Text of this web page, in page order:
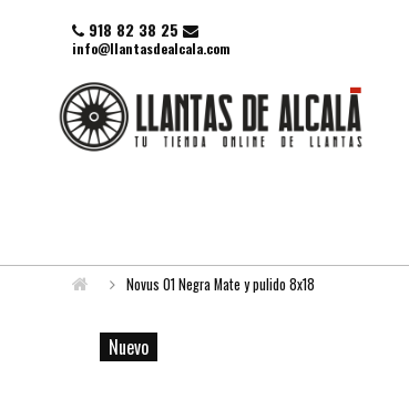
918 82 38 25
info@llantasdealcala.com
Novus 01 Negra Mate y pulido 8x18
Nuevo